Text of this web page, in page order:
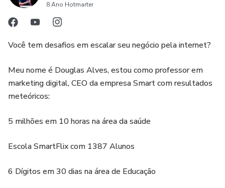
8 Ano Hotmarter
Você tem desafios em escalar seu negócio pela internet?
Meu nome é Douglas Alves, estou como professor em
marketing digital, CEO da empresa Smart com resultados
meteóricos:
5 milhões em 10 horas na área da saúde
Escola SmartFlix com 1387 Alunos
6 Dígitos em 30 dias na área de Educação